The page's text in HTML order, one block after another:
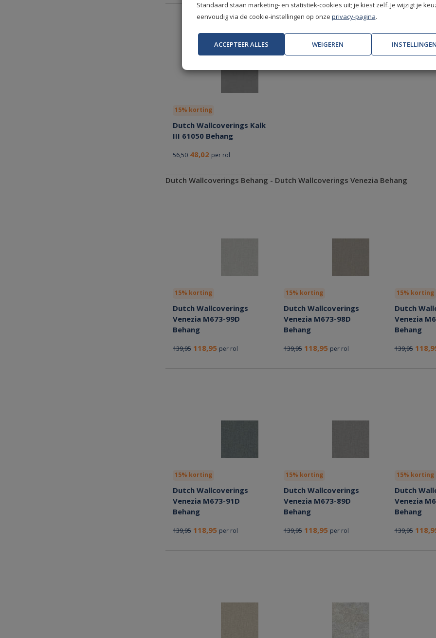
15% korting
Dutch Wallcoverings Kalk
III 61050 Behang
56,50 48,02 per rol
Dutch Wallcoverings Behang - Dutch Wallcoverings Venezia Behang
15% korting
Dutch Wallcoverings
Venezia M673-99D
Behang
139,95 118,95 per rol
15% korting
Dutch Wallcoverings
Venezia M673-98D
Behang
139,95 118,95 per rol
15% korting
Dutch
Venezia
Behang
139,95
15% korting
Dutch Wallcoverings
Venezia M673-91D
Behang
139,95 118,95 per rol
15% korting
Dutch Wallcoverings
Venezia M673-89D
Behang
139,95 118,95 per rol
15% korting
Dutch
Venezia
Behang
139,95
Standaard staan marketing- en statistiek-cookies uit; je kiest zelf. Je wijzigt je
eenvoudig via de cookie-instellingen op onze privacy-pagina.
ACCEPTEER ALLES WEIGEREN INSTELLINGEN